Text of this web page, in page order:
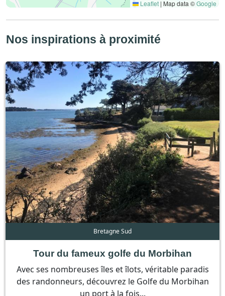
Leaflet | Map data ©Google
Nos inspirations à proximité
Bretagne Sud
Tour du fameux golfe du Morbihan
Avec ses nombreuses îles et îlots, véritable paradis
des randonneurs, découvrez le Golfe du Morbihan
un port à la fois...